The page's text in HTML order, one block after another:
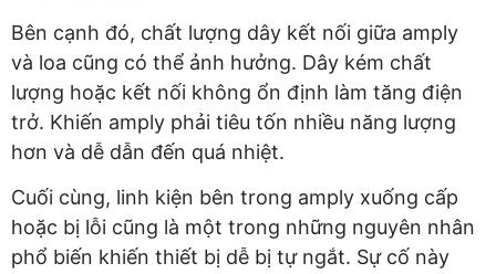
Bên cạnh đó, chất lượng dây kết nối giữa amply
và loa cũng có thể ảnh hưởng. Dây kém chất
lượng hoặc kết nối không ổn định làm tăng điện
trở. Khiến amply phải tiêu tốn nhiều năng lượng
hơn và dễ dẫn đến quá nhiệt.
Cuối cùng, linh kiện bên trong amply xuống cấp
hoặc bị lỗi cũng là một trong những nguyên nhân
phổ biến khiến thiết bị dễ bị tự ngắt. Sự cố này